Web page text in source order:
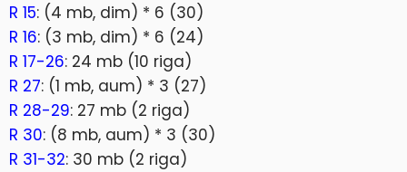
R 15: (4 mb, dim) * 6 (30)
R 16: (3 mb, dim) * 6 (24)
R 17-26: 24 mb (10 riga)
R 27: (1 mb, aum) * 3 (27)
R 28-29: 27 mb (2 riga)
R 30: (8 mb, aum) * 3 (30)
R 31-32: 30 mb (2 riga)